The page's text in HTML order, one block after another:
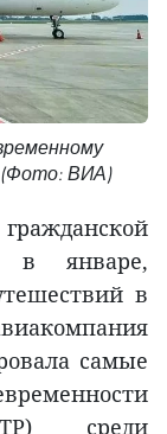
(Фото: ВИА)
в январе,
в
самые
среди